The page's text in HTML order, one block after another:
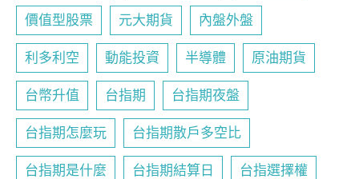
價值型股票 元大期貨 內盤外盤
利多利空 動能投資 半導體 原油期貨
台幣升值 台指期 台指期夜盤
台指期怎麼玩 台指期散戶多空比
台指期是什麼 台指期結算日 台指選擇權